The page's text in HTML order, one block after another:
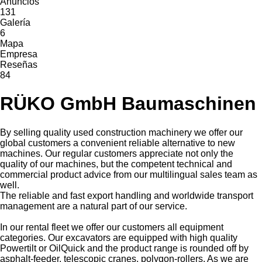
131
Galería
6
Mapa
Empresa
Reseñas
84
RÜKO GmbH Baumaschinen
By selling quality used construction machinery we offer our
global customers a convenient reliable alternative to new
machines. Our regular customers appreciate not only the
quality of our machines, but the competent technical and
commercial product advice from our multilingual sales team as
well.
The reliable and fast export handling and worldwide transport
management are a natural part of our service.
In our rental fleet we offer our customers all equipment
categories. Our excavators are equipped with high quality
Powertilt or OilQuick and the product range is rounded off by
asphalt-feeder, telescopic cranes, polygon-rollers. As we are